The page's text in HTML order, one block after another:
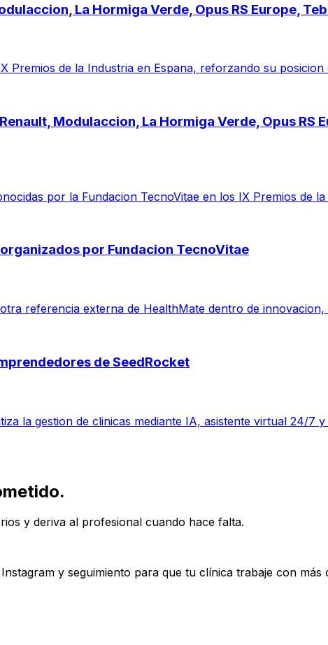
La Hormiga Verde, Opus RS Europe,
Premios de la Industria en Espana, reforzando su
Modulaccion, La Hormiga Verde, Opus RS
por la Fundacion TecnoVitae en los IX Premios de
por Fundacion TecnoVitae
referencia externa de HealthMate dentro de
de SeedRocket
la gestion de clinicas mediante IA, asistente virtual 24/7
y deriva al profesional cuando hace falta.
y seguimiento para que tu clínica trabaje con